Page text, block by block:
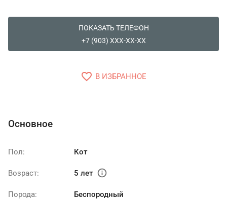
ПОКАЗАТЬ ТЕЛЕФОН
+7 (903) XXX-XX-XX
favorite_border В ИЗБРАННОЕ
Основное
Пол: Кот
Возраст: 5 лет info
Порода: Беспородный